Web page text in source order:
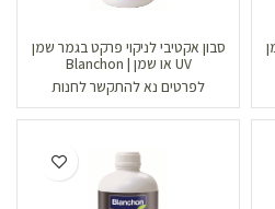
סבון אקטיבי לניקוי פרקט בגמר שמן
UV או שמן | Blanchon
לפרטים נא להתקשר לחנות